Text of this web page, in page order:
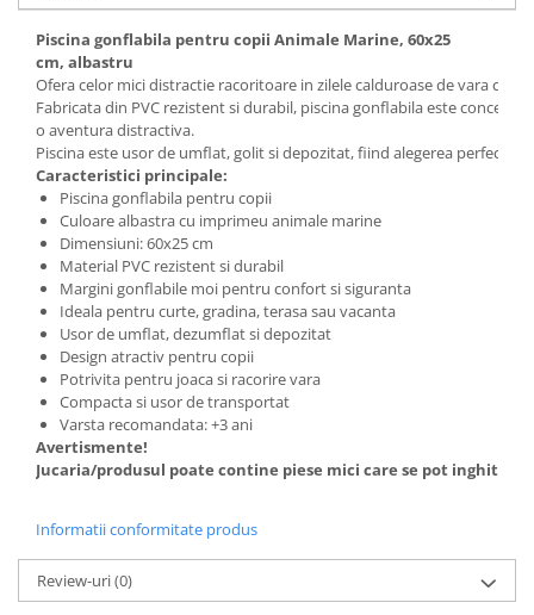
Piscina gonflabila pentru copii Animale Marine, 60x25
cm, albastru
Ofera celor mici distractie racoritoare in zilele calduroase de vara cu
Fabricata din PVC rezistent si durabil, piscina gonflabila este
o aventura distractiva.
Piscina este usor de umflat, golit si depozitat, fiind alegerea perfecta
Caracteristici principale:
Piscina gonflabila pentru copii
Culoare albastra cu imprimeu animale marine
Dimensiuni: 60x25 cm
Material PVC rezistent si durabil
Margini gonflabile moi pentru confort si siguranta
Ideala pentru curte, gradina, terasa sau vacanta
Usor de umflat, dezumflat si depozitat
Design atractiv pentru copii
Potrivita pentru joaca si racorire vara
Compacta si usor de transportat
Varsta recomandata: +3 ani
Avertismente!
Jucaria/produsul poate contine piese mici care se pot inghiti
Informatii conformitate produs
Review-uri(0)